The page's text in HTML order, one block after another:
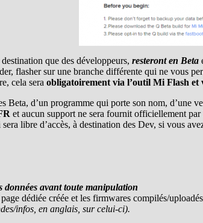
que des développeurs, resteront en Beta
flasher sur une branche différente qui ne vous
cela sera obligatoirement via l’outil Mi Flash et
Beta, d’un programme qui porte son nom, d’une
et aucun support ne sera fournit officiellement
libre d’accès, à destination des Dev, si vous
données avant toute manipulation
dédiée créée et les firmwares compilés/
infos, en anglais, sur celui-ci).